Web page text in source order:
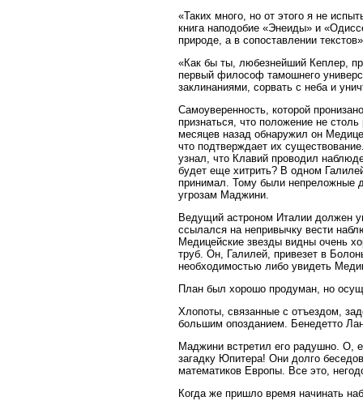
«Таких много, но от этого я не
книга наподобие «Энеиды» и
природе, а в сопоставлении
«Как бы ты, любезнейший Кеплер,
первый философ тамошнего
заклинаниями, сорвать с неба и
Самоуверенность, которой
признаться, что положение не
месяцев назад обнаружил он
что подтверждает их
узнал, что Клавий проводил
будет еще хитрить? В одном
принимал. Тому были непреложные
угрозам Маджини.
Ведущий астроном Италии должен
ссылался на непривычку вести
Медицейские звезды видны очень
труб. Он, Галилей, привезет в
необходимостью либо увидеть
План был хорошо продуман, но
Хлопоты, связанные с отъездом,
большим опозданием. Бенедетто
Маджини встретил его радушно. О,
загадку Юпитера! Они долго
математиков Европы. Все это,
Когда же пришло время начинать